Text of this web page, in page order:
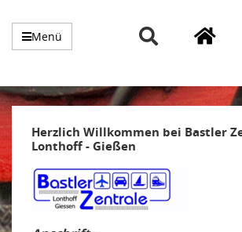
Menü
Herzlich Willkommen bei Bastler
Lonthoff - Gießen